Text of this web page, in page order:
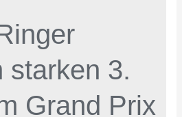
starken 3.
Grand Prix